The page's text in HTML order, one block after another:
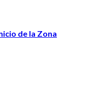
de la Zona